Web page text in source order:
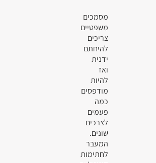
מסמכים
משפטיים
צריכים
להיחתם
ידנית
ואז
להיות
מודפסים
כמה
פעמים
לצרכים
שונים.
המעבר
לחתימות